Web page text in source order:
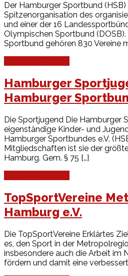
Der Hamburger Sportbund (HSB)
Spitzenorganisation des
und einer der 16
Olympischen Sportbund
Sportbund gehören 830 Vereine
Hamburger
Hamburger
Die Sportjugend Die Hamburger
eigenständige Kinder- und
Hamburger Sportbundes e.V.
Mitgliedschaften ist sie der
Hamburg. Gem. § 75 […]
TopSportVereine
Hamburg e.V.
Die TopSportVereine Erklärtes
es, den Sport in der
insbesondere auch die Arbeit im
fördern und damit eine